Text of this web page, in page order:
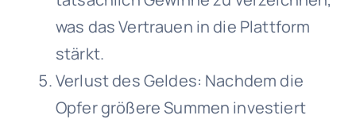
was das Vertrauen in die Plattform
stärkt.
Verlust des Geldes: Nachdem die
Opfer größere Summen investiert